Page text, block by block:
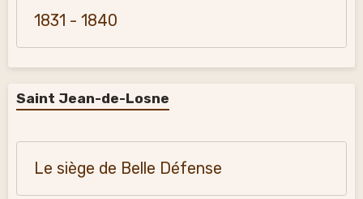
1831 - 1840
Saint Jean-de-Losne
Le siège de Belle Défense